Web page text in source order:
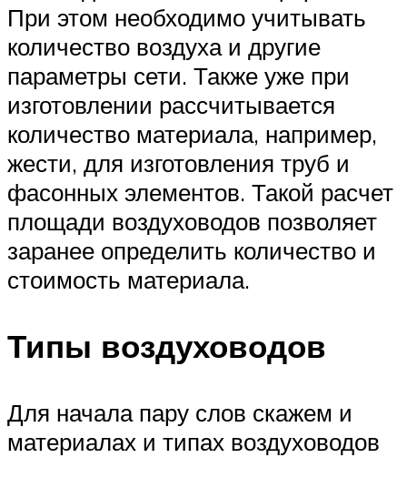
При этом необходимо учитывать
количество воздуха и другие
параметры сети. Также уже при
изготовлении рассчитывается
количество материала, например,
жести, для изготовления труб и
фасонных элементов. Такой расчет
площади воздуховодов позволяет
заранее определить количество и
стоимость материала.
Типы воздуховодов
Для начала пару слов скажем и
материалах и типах воздуховодов